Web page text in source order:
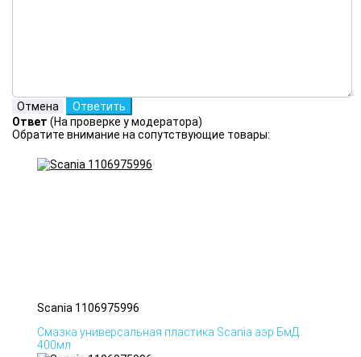
Ответ (На проверке у модератора)
Обратите внимание на сопутствующие товары:
Scania 1106975996
Смазка универсальная пластика Scania аэр БмД
400мл